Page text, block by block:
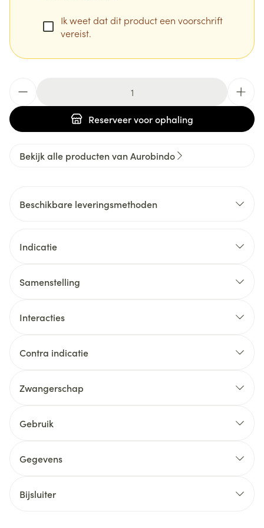
Ik weet dat dit product een voorschrift
vereist.
Reserveervoor ophaling
Bekijk alle producten van Aurobindo
Beschikbare leveringsmethoden
Indicatie
Samenstelling
Interacties
Contra indicatie
Zwangerschap
Gebruik
Gegevens
Bijsluiter